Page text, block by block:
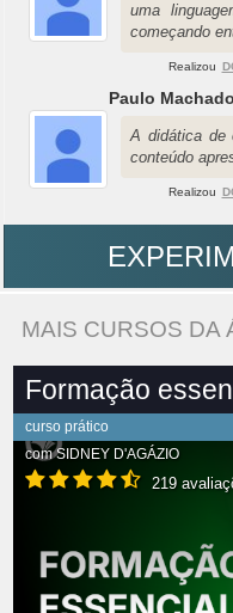
uma
começando
Realizou
Paulo Machado
A didática de
conteúdo
Realizou
MAIS CURSOS DA
Formação
curso prático
comSIDNEY D'AGÁZIO
219